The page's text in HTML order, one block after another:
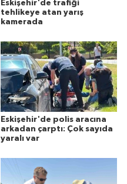
Eskişehir'de trafiği
tehlikeye atan yarış
kamerada
Eskişehir'de polis aracına
arkadan çarptı: Çok sayıda
yaralı var